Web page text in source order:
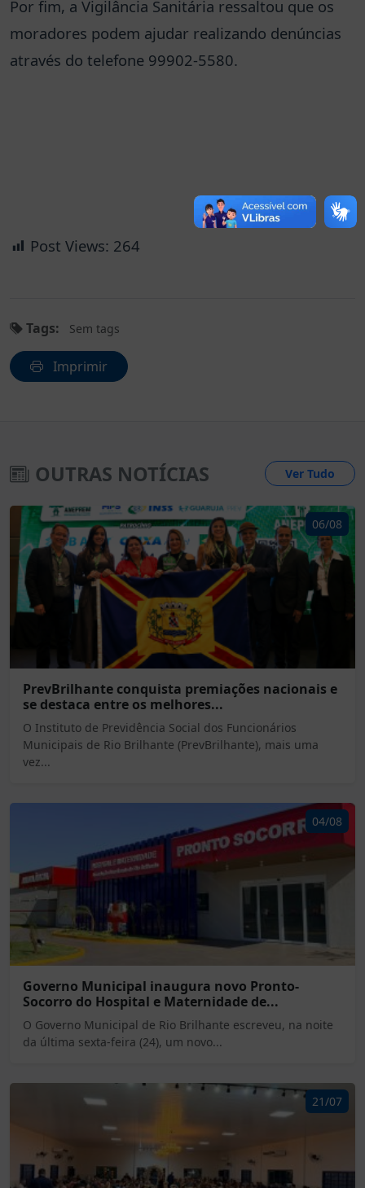
Por fim, a Vigilância Sanitária ressaltou que os
moradores podem ajudar realizando denúncias
através do telefone 99902-5580.
Post Views: 264
Tags: Sem tags
Imprimir
OUTRAS NOTÍCIAS Ver Tudo
06/08
PrevBrilhante conquista premiações nacionais e
se destaca entre os melhores...
O Instituto de Previdência Social dos Funcionários
Municipais de Rio Brilhante (PrevBrilhante), mais uma
vez...
04/08
Governo Municipal inaugura novo Pronto-
Socorro do Hospital e Maternidade de...
O Governo Municipal de Rio Brilhante escreveu, na noite
da última sexta-feira (24), um novo...
21/07